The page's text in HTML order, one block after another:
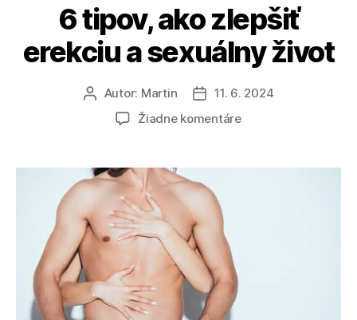
6 tipov, ako zlepšiť
erekciu a sexuálny život
Autor
článku
Autor: Martin
Dátum
článku
11. 6. 2024
Žiadne komentárena
ako